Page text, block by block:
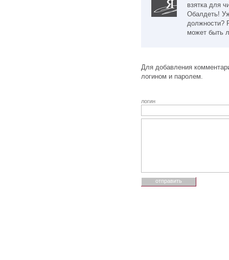
взятка для
Обалдеть!
должности?
может быть
Для добавления
логином и паролем.
логин